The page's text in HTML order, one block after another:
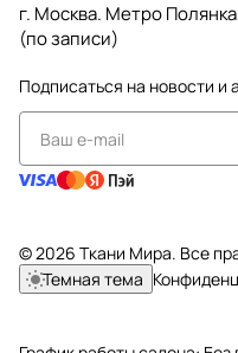
г. Москва. Метро
(по записи)
Подписаться на новости и
© 2026 Ткани Мира. Все
Темная тема